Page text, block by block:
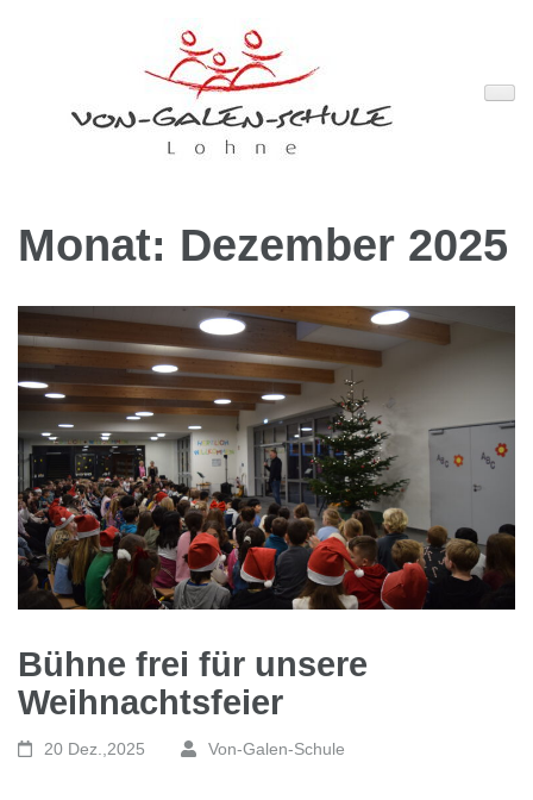
Monat: Dezember 2025
Bühne frei für unsere
Weihnachtsfeier
20 Dez.,2025 Von-Galen-Schule